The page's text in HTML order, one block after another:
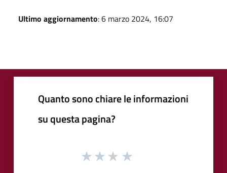
Ultimo aggiornamento: 6 marzo 2024, 16:07
Quanto sono chiare le informazioni
su questa pagina?